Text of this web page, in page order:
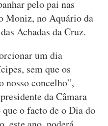
pelo pai nas
Moniz, no Aquário da
Achadas da Cruz.
um dia
sem que os
nosso concelho”,
da Câmara
o facto de o Dia do